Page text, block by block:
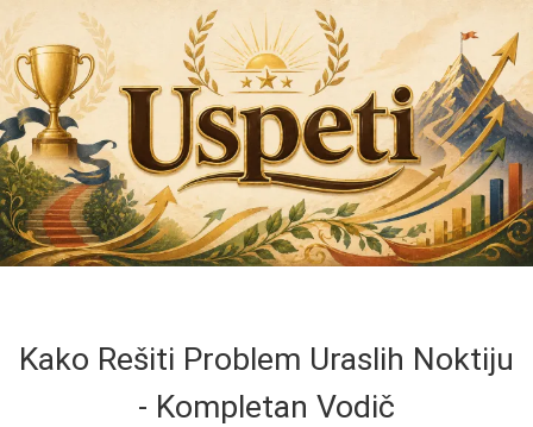
Kako Rešiti Problem Uraslih Noktiju
- Kompletan Vodič